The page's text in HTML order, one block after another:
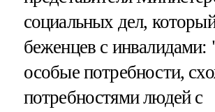
социальных дел,
беженцев с
особые потребности,
потребностями людей с